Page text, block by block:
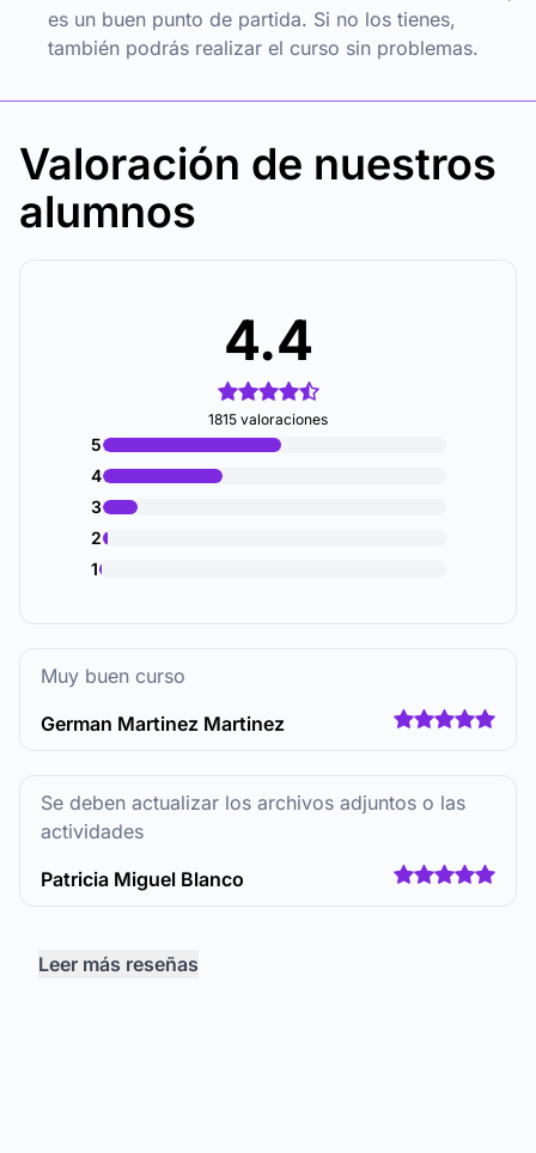
es un buen punto de partida. Si no los tienes,
también podrás realizar el curso sin problemas.
Valoración de nuestros
alumnos
4.4
1815 valoraciones
5
4
3
2
1
Muy buen curso
German Martinez Martinez
Se deben actualizar los archivos adjuntos o las
actividades
Patricia Miguel Blanco
Leer más reseñas